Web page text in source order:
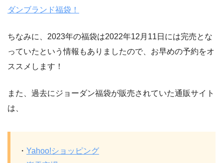
ダンブランド福袋！
ちなみに、2023年の福袋は2022年12月11日には完売とな
っていたという情報もありましたので、お早めの予約をオ
ススメします！
また、過去にジョーダン福袋が販売されていた通販サイト
は、
・ Yahoo!ショッピング